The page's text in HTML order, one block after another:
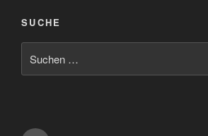
SUCHE
nach: